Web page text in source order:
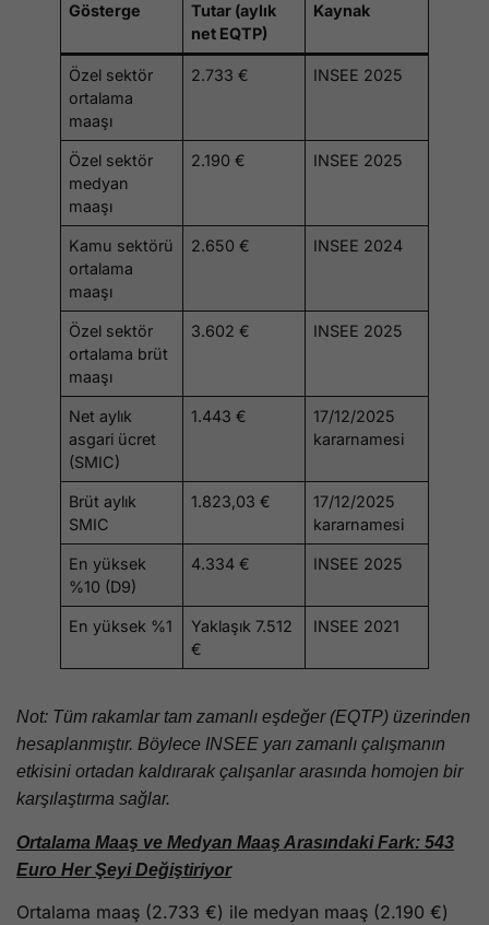
Gösterge
Tutar (aylık
net EQTP)
Kaynak
Özel sektör
ortalama
maaşı
2.733 € INSEE 2025
Özel sektör
medyan
maaşı
2.190 € INSEE 2025
Kamu sektörü
ortalama
maaşı
2.650 € INSEE 2024
Özel sektör
ortalama brüt
maaşı
3.602 € INSEE 2025
Net aylık
asgari ücret
(SMIC)
1.443 €
17/12/2025
kararnamesi
Brüt aylık
SMIC
1.823,03 €
17/12/2025
kararnamesi
En yüksek
%10 (D9)
4.334 € INSEE 2025
En yüksek %1
Yaklaşık 7.512
€
INSEE 2021
Not: Tüm rakamlar tam zamanlı eşdeğer (EQTP) üzerinden
hesaplanmıştır. Böylece INSEE yarı zamanlı çalışmanın
etkisini ortadan kaldırarak çalışanlar arasında homojen bir
karşılaştırma sağlar.
Ortalama Maaş ve Medyan Maaş Arasındaki Fark: 543
Euro Her Şeyi Değiştiriyor
Ortalama maaş (2.733 €) ile medyan maaş (2.190 €)